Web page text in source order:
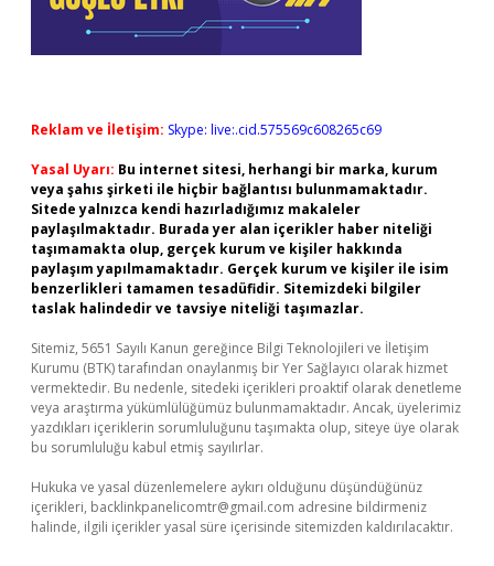
Reklam ve İletişim: Skype: live:.cid.575569c608265c69
Yasal Uyarı: Bu internet sitesi, herhangi bir marka, kurum
veya şahıs şirketi ile hiçbir bağlantısı bulunmamaktadır.
Sitede yalnızca kendi hazırladığımız makaleler
paylaşılmaktadır. Burada yer alan içerikler haber niteliği
taşımamakta olup, gerçek kurum ve kişiler hakkında
paylaşım yapılmamaktadır. Gerçek kurum ve kişiler ile isim
benzerlikleri tamamen tesadüfidir. Sitemizdeki bilgiler
taslak halindedir ve tavsiye niteliği taşımazlar.
Sitemiz, 5651 Sayılı Kanun gereğince Bilgi Teknolojileri ve İletişim
Kurumu (BTK) tarafından onaylanmış bir Yer Sağlayıcı olarak hizmet
vermektedir. Bu nedenle, sitedeki içerikleri proaktif olarak denetleme
veya araştırma yükümlülüğümüz bulunmamaktadır. Ancak, üyelerimiz
yazdıkları içeriklerin sorumluluğunu taşımakta olup, siteye üye olarak
bu sorumluluğu kabul etmiş sayılırlar.
Hukuka ve yasal düzenlemelere aykırı olduğunu düşündüğünüz
içerikleri, backlinkpanelicomtr@gmail.com adresine bildirmeniz
halinde, ilgili içerikler yasal süre içerisinde sitemizden kaldırılacaktır.